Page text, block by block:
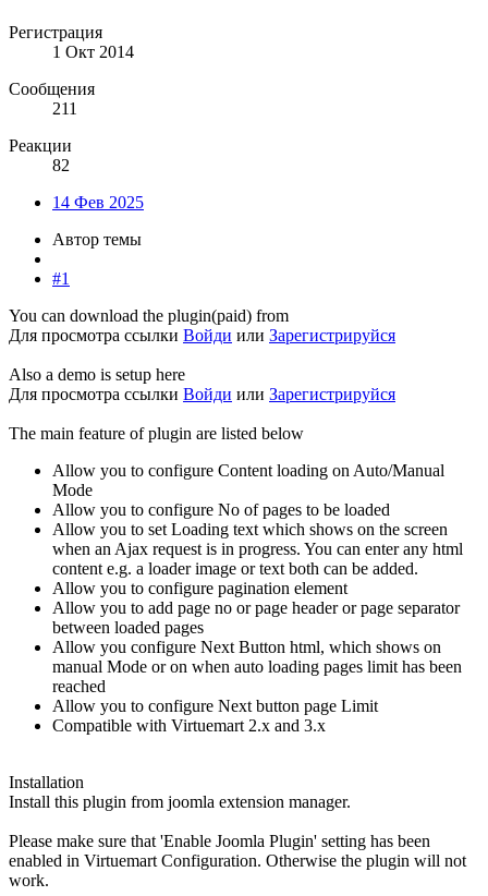
Регистрация
1 Окт 2014
Сообщения
211
Реакции
82
14 Фев 2025
Автор темы
#1
You can download the plugin(paid) from
Для просмотра ссылки Войди или Зарегистрируйся
Also a demo is setup here
Для просмотра ссылки Войди или Зарегистрируйся
The main feature of plugin are listed below
Allow you to configure Content loading on Auto/Manual
Mode
Allow you to configure No of pages to be loaded
Allow you to set Loading text which shows on the screen
when an Ajax request is in progress. You can enter any html
content e.g. a loader image or text both can be added.
Allow you to configure pagination element
Allow you to add page no or page header or page separator
between loaded pages
Allow you configure Next Button html, which shows on
manual Mode or on when auto loading pages limit has been
reached
Allow you to configure Next button page Limit
Compatible with Virtuemart 2.x and 3.x
Installation
Install this plugin from joomla extension manager.
Please make sure that 'Enable Joomla Plugin' setting has been
enabled in Virtuemart Configuration. Otherwise the plugin will not
work.